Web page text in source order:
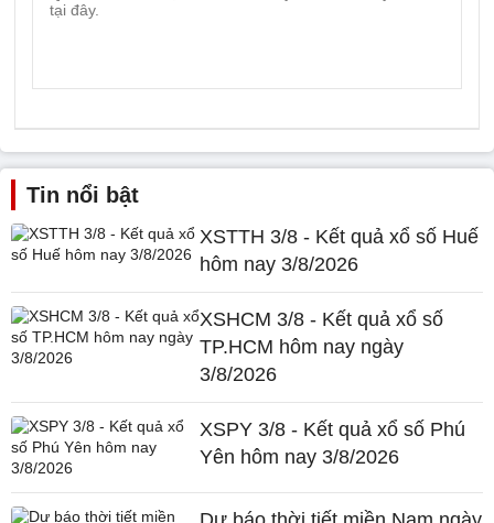
Tin nổi bật
XSTTH 3/8 - Kết quả xổ số Huế
hôm nay 3/8/2026
XSHCM 3/8 - Kết quả xổ số
TP.HCM hôm nay ngày
3/8/2026
XSPY 3/8 - Kết quả xổ số Phú
Yên hôm nay 3/8/2026